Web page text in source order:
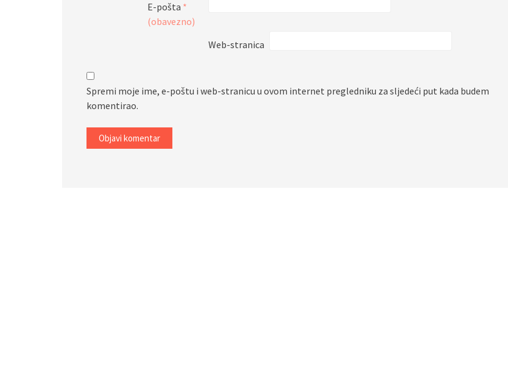
E-pošta *
(obavezno)
Web-stranica
Spremi moje ime, e-poštu i web-stranicu u ovom internet pregledniku za sljedeći put kada budem
komentirao.